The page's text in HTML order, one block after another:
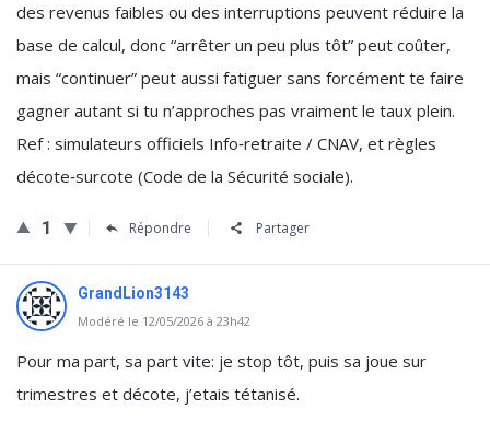
des revenus faibles ou des interruptions peuvent réduire la
base de calcul, donc “arrêter un peu plus tôt” peut coûter,
mais “continuer” peut aussi fatiguer sans forcément te faire
gagner autant si tu n’approches pas vraiment le taux plein.
Ref : simulateurs officiels Info‑retraite / CNAV, et règles
décote‑surcote (Code de la Sécurité sociale).
1 Répondre Partager
GrandLion3143
Modéré le 12/05/2026 à 23h42
Pour ma part, sa part vite: je stop tôt, puis sa joue sur
trimestres et décote, j’etais tétanisé.